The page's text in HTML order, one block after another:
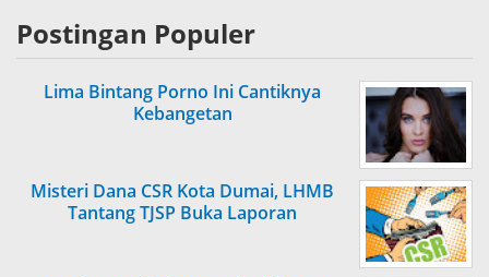
Postingan Populer
Lima Bintang Porno Ini Cantiknya
Kebangetan
Misteri Dana CSR Kota Dumai, LHMB
Tantang TJSP Buka Laporan